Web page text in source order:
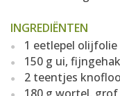
INGREDIËNTEN
1 eetlepel olijfolie
150 g ui,
2 teentjes